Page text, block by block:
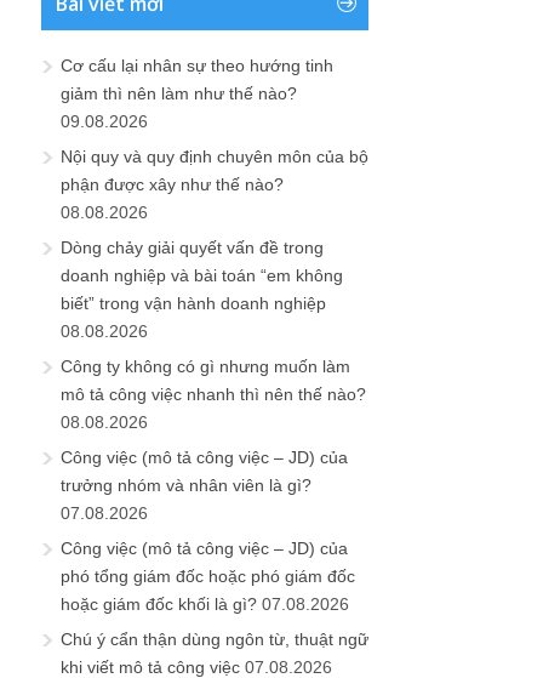
Dòng chảy giải quyết vấn đề trong
biết” trong vận hành doanh nghiệp
08.08.2026
Công ty không có gì nhưng muốn làm
mô tả công việc nhanh thì nên thế nào?
08.08.2026
Công việc (mô tả công việc – JD) của
trưởng nhóm và nhân viên là gì?
07.08.2026
Công việc (mô tả công việc – JD) của
phó tổng giám đốc hoặc phó giám đốc
hoặc giám đốc khối là gì? 07.08.2026
Chú ý cẩn thận dùng ngôn từ, thuật ngữ
khi viết mô tả công việc
Cách tiến hành viết mô tả công việc
nhanh gọn 06.08.2026
thu thập phân tích thông tin công việc
06.08.2026
công việc trong công ty 06.08.2026